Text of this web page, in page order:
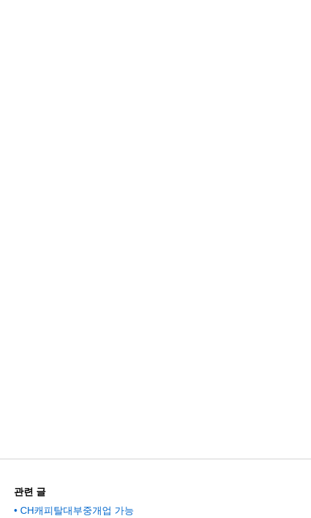
관련 글
CH캐피탈대부중개업 가능